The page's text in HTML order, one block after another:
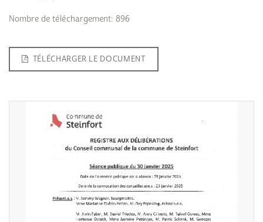
Nombre de téléchargement: 896
TÉLÉCHARGER LE DOCUMENT